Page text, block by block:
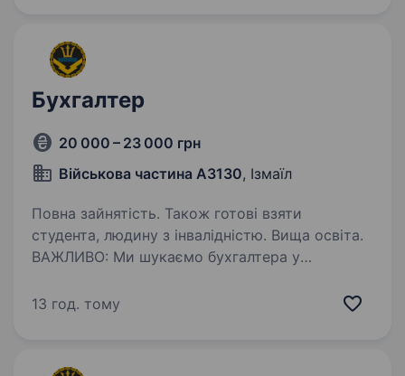
Бухгалтер
20 000 – 23 000 грн
Військова частина А3130, Ізмаїл
Повна зайнятість. Також готові взяти
студента, людину з інвалідністю. Вища освіта.
ВАЖЛИВО: Ми шукаємо бухгалтера у
в штабі!) (можливо як на контракт, так і
цивільного працівника —…
13 год. тому